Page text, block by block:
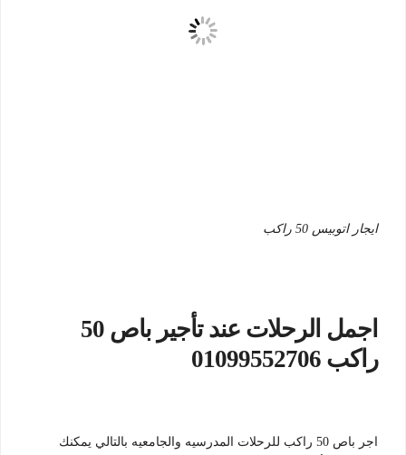
ايجار اتوبيس 50 راكب
اجمل الرحلات عند تأجير باص 50
راكب 01099552706
اجر باص 50 راكب للرحلات المدرسيه والجامعيه بالتالي يمكنك